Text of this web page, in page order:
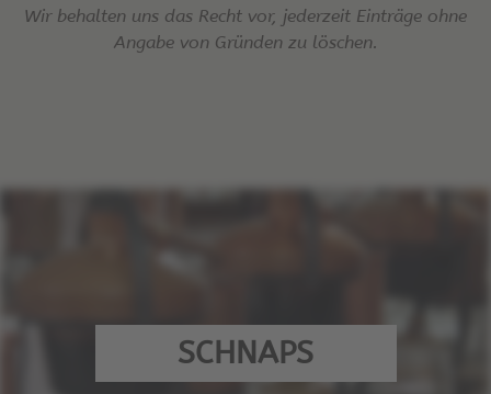
Wir behalten uns das Recht vor, jederzeit Einträge ohne
Angabe von Gründen zu löschen.
SCHNAPS